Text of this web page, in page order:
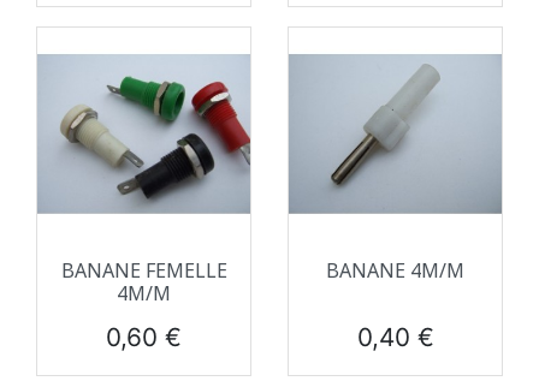
BANANE FEMELLE
4M/M
Prix
0,60 €
BANANE 4M/M
Prix
0,40 €